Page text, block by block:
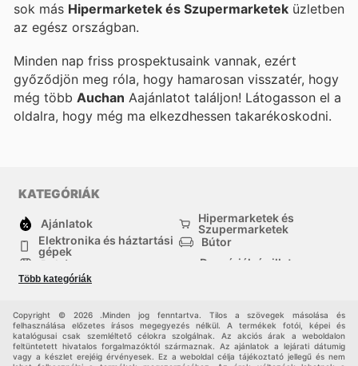
sok más Hipermarketek és Szupermarketek üzletben
az egész országban.
Minden nap friss prospektusaink vannak, ezért
győződjön meg róla, hogy hamarosan visszatér, hogy
még több Auchan Aajánlatot találjon! Látogasson el a
oldalra, hogy még ma elkezdhessen takarékoskodni.
KATEGÓRIÁK
Ajánlatok
Hipermarketek és
Szupermarketek
Elektronika és háztartási
gépek
Bútor
Ruházat
Drogériák és illatszer-
háztartási cikkek
Több kategóriák
Copyright © 2026 .Minden jog fenntartva. Tilos a szövegek másolása és
felhasználása előzetes írásos megegyezés nélkül. A termékek fotói, képei és
katalógusai csak szemléltető célokra szolgálnak. Az akciós árak a weboldalon
feltüntetett hivatalos forgalmazóktól származnak. Az ajánlatok a lejárati dátumig
vagy a készlet erejéig érvényesek. Ez a weboldal célja tájékoztató jellegű és nem